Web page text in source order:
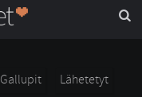
Gallupit
Lähetetyt